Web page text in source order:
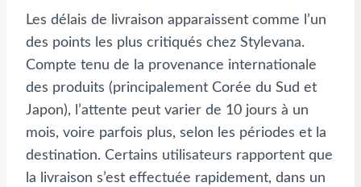
Les délais de livraison apparaissent comme l’un
des points les plus critiqués chez Stylevana.
Compte tenu de la provenance internationale
des produits (principalement Corée du Sud et
Japon), l’attente peut varier de 10 jours à un
mois, voire parfois plus, selon les périodes et la
destination. Certains utilisateurs rapportent que
la livraison s’est effectuée rapidement, dans un